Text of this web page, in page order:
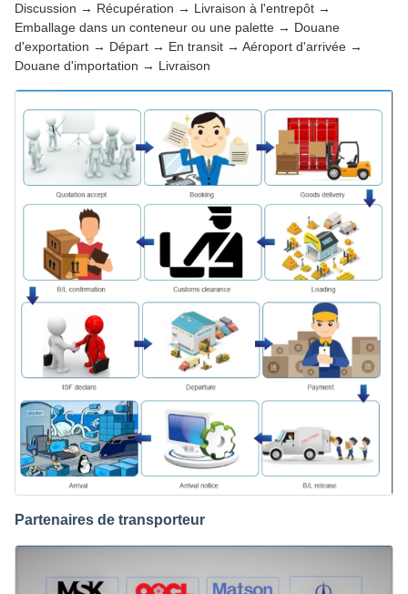
Discussion → Récupération → Livraison à l'entrepôt →
Emballage dans un conteneur ou une palette → Douane
d'exportation → Départ → En transit → Aéroport d'arrivée →
Douane d'importation → Livraison
Partenaires de transporteur